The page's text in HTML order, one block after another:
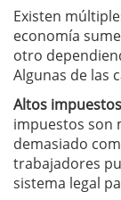
Existen
economía
otro
Algunas de las
Altos
impuestos son
demasiado
trabajadores
sistema legal